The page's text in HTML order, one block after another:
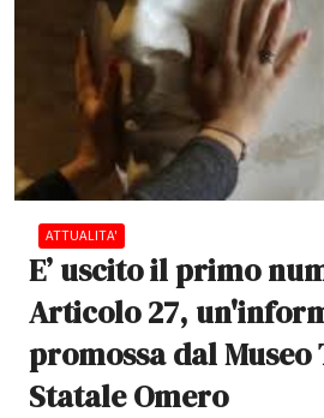
ATTUALITA'
E’ uscito il primo
Articolo 27,
promossa dal
Statale Omero